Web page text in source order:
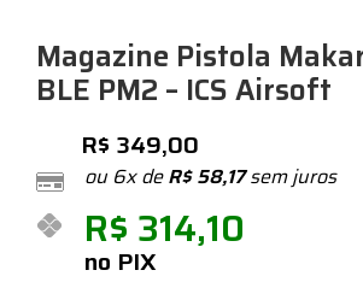
Magazine Pistola
BLE PM2 – ICS Airsoft
R$ 349,00
ou 6x deR$58,17sem juros
R$ 314,10
no PIX